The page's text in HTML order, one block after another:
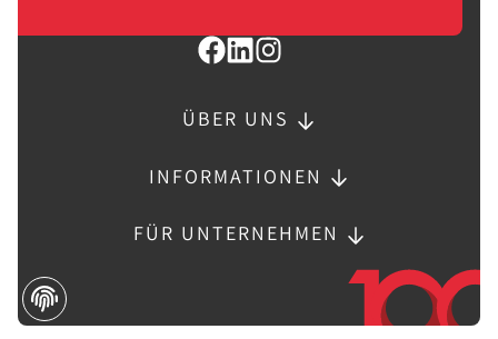
ÜBER UNS
INFORMATIONEN
FÜR UNTERNEHMEN